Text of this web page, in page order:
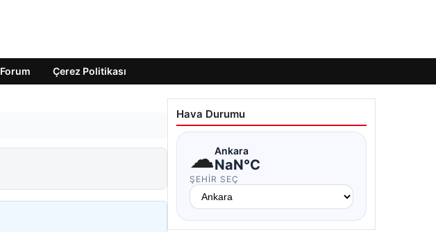
Forum Çerez Politikası
Hava Durumu
☁Ankara
NaN°C
ŞEHIR SEÇ